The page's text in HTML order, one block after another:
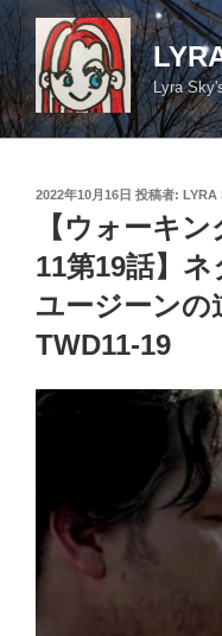
コ
ン
テ
ン
ツ
Lyra
投
2022年10月16日 投稿者: LYRA
【ウォーキ
11第19話】
ユージーンの
TWD11-19